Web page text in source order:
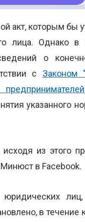
акт, которым бы
лица. Однако
о
с Законом
указанного
из этого
Минюст в Facebook.
юридических
в течение